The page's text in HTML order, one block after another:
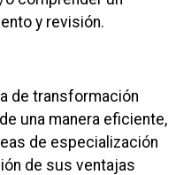
y revisión.
de transformación
una manera eficiente,
de especialización
de sus ventajas